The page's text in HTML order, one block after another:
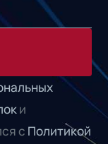
и
с Политикой